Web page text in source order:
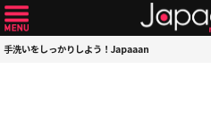
手洗いをしっかりしよう！Japaaan